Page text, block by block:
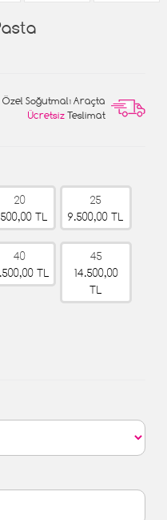
Özel Soğutmalı Araçta
Ücretsiz Teslimat
20
TL
25
9.500,00 TL
40
TL
45
14.500,00
TL